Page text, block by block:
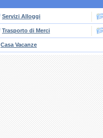
Servizi Alloggi
Trasporto di Merci
Casa Vacanze